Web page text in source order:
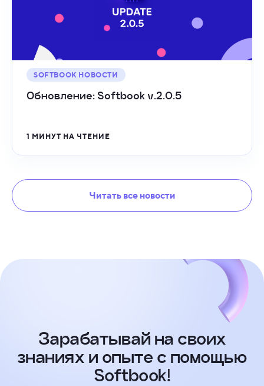
SOFTBOOK НОВОСТИ
Обновление: Softbook v.2.0.5
1 МИНУТ НА ЧТЕНИЕ
Читать все новости
Зарабатывай на своих
знаниях и опыте с помощью
Softbook!